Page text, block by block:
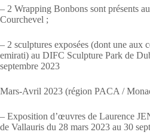
– 2 Wrapping Bonbons sont présents
Courchevel ;
– 2 sculptures exposées (dont une aux
emirati) au DIFC Sculpture Park de
septembre 2023
Mars-Avril 2023 (région PACA /
– Exposition d’œuvres de Laurence
de Vallauris du 28 mars 2023 au 30